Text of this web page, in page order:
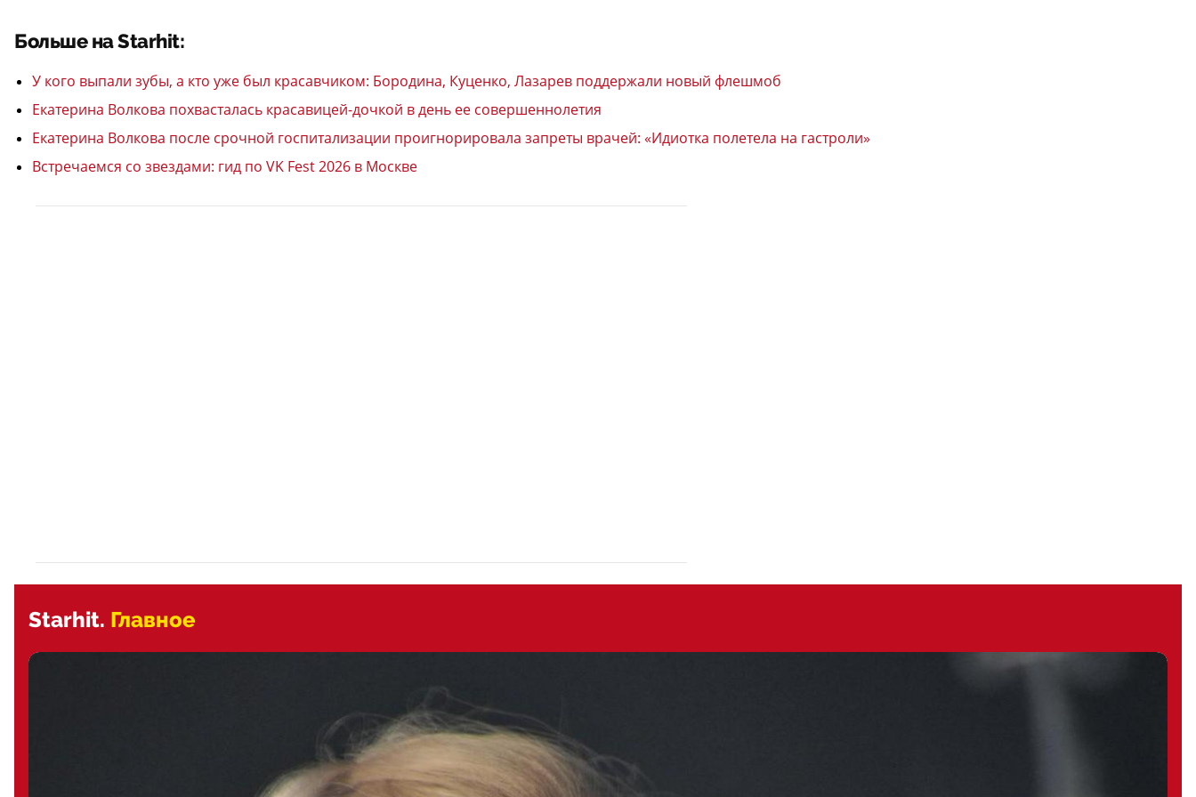
Больше на Starhit:
У кого выпали зубы, а кто уже был красавчиком: Бородина, Куценко, Лазарев поддержали новый флешмоб
Екатерина Волкова похвасталась красавицей-дочкой в день ее совершеннолетия
Екатерина Волкова после срочной госпитализации проигнорировала запреты врачей: «Идиотка полетела на гастроли»
Встречаемся со звездами: гид по VK Fest 2026 в Москве
Starhit. Главное